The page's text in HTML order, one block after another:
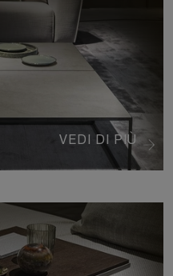
VEDI DI PIÙ